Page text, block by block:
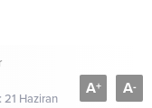
Haziran
A+ A-